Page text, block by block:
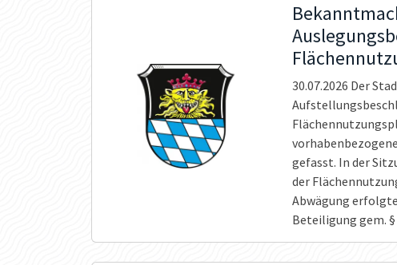
30.07.2026 Der
gefasst. In der
der
Abwägung
Beteiligung gem. §